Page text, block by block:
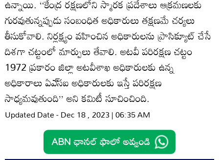
ఉన్నాయి. ‘‘కేంద్ర రక్షణలోని స్మారక ప్రదేశాలు ఆక్రమణలకు
గురవుతున్నప్పుడు సంబంధిత అధికారులు తక్షణమే చర్యలు
తీసుకోవాలి. నిర్లక్ష్యం వహించిన అధికారులను ప్రాసిక్యూట్‌ చేసే
దిశగా చట్టంలో మార్పులు తేవాలి. అటవీ పరిరక్షణ చట్టం
1972 ప్రకారం జిల్లా అటవీశాఖ అధికారులకు ఉన్న
అధికారాలు ఏఎ్‌సఐ అధికారులకు ఇస్తే పరిరక్షణ
సాధ్యమవుతుంది’’ అని కమిటీ సూచించింది.
Updated Date - Dec 18 , 2023 | 06:35 AM